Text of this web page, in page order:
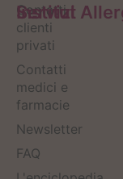
Servizi
Contatti
clienti
privati
Contatti
medici e
farmacie
Newsletter
FAQ
Institut